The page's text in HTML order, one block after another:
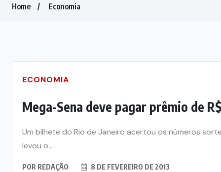
Home Economia
ECONOMIA
Mega-Sena deve pagar prêmio de
Um bilhete do Rio de Janeiro acertou os números
levou o...
POR REDAÇÃO 8 DE FEVEREIRO DE 2013